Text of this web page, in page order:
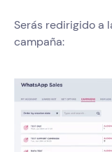
Serás redirigido a
campaña: